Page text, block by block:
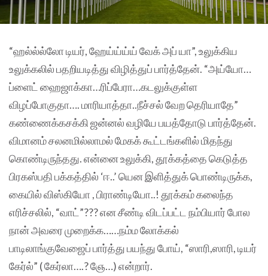
“ஹல்ல்ல்லோ டியர், ஹேய்ய்ய்ய் வேக் அப் யா”, உலுக்கிய
உலுக்கலில் பதறியடித்து விழித்துப் பார்த்தேன். “அய்யோ…
ப்ளைட் ஹைஜாக்கா…ரிப்பேரா…கடலுக்குள்ள
விழப்போகுதா…. மாரியாத்தா..நீச்சல் வேற தெரியாதே”
கண்ணைக்கசக்கி ஜன்னல் வழியே பயத்தோடு பார்த்தேன்.
விமானம் சலனமில்லாமல் மேகக் கூட்டங்களில் மிதந்து
கொண்டிருந்தது. என்னை உலுக்கி, தூக்கத்தை கெடுத்த
பிரகஸ்பதி பக்கத்தில் ‘ஈ..’ யென இளித்துக் பொண்டிருக்க,
கையில் விஸ்கியோ , பிராண்டியோ..! தூக்கம் கலைந்த
எரிச்சலில், “வாட்”??? என சீண்டி விடப்பட்ட நம்பியார் போல
நான் அவரை முறைக்க……நம்ம லோக்கல்
பாடிலாங்குவேஜைப் பார்த்து பயந்து போய், “ஸாரி,ஸாரி, டியர்
கேர்ல்” ( கேர்லா….? ஞே…) என்றார்.